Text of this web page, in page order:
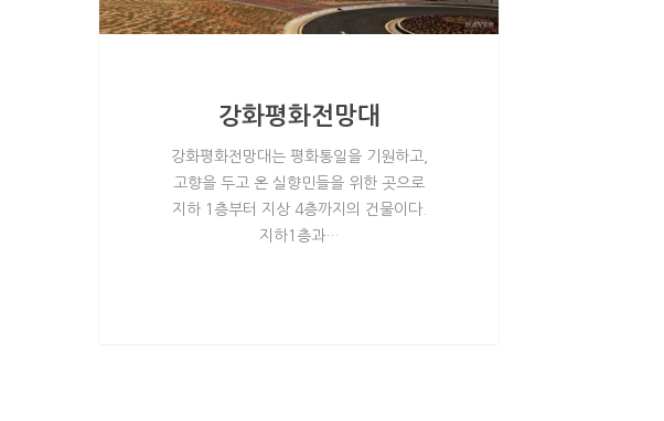
강화평화전망대
강화평화전망대는 평화통일을 기원하고,
고향을 두고 온 실향민들을 위한 곳으로
지하 1층부터 지상 4층까지의 건물이다.
지하1층과…